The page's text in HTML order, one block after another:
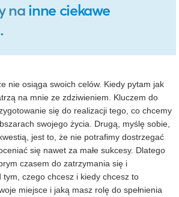
na inne ciekawe
.
nie osiąga swoich celów. Kiedy pytam jak
na mnie ze zdziwieniem. Kluczem do
się do realizacji tego, co chcemy
swojego życia. Drugą, myślę sobie,
jest to, że nie potrafimy dostrzegać
się nawet za małe sukcesy. Dlatego
czasem do zatrzymania się i
tym, czego chcesz i kiedy chcesz to
miejsce i jaką masz rolę do spełnienia